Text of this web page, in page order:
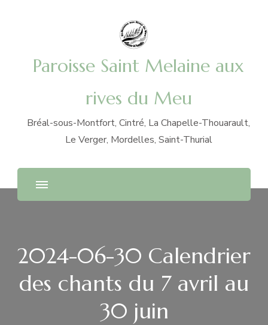
Paroisse Saint Melaine aux
rives du Meu
Bréal-sous-Montfort, Cintré, La Chapelle-Thouarault,
Le Verger, Mordelles, Saint-Thurial
2024-06-30 Calendrier
des chants du 7 avril au
30 juin